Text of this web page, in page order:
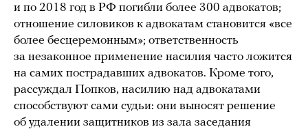
и по 2018 год в РФ погибли более 300 адвокатов;
отношение силовиков к адвокатам становится «все
более бесцеремонным»; ответственность
за незаконное применение насилия часто ложится
на самих пострадавших адвокатов. Кроме того,
рассуждал Попков, насилию над адвокатами
способствуют сами судьи: они выносят решение
об удалении защитников из зала заседания